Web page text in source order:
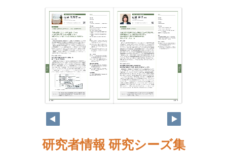
研究者情報 研究シーズ集